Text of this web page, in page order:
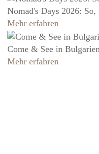
Nomad's Days 2026:
Mehr erfahren
Come & See in
Mehr erfahren